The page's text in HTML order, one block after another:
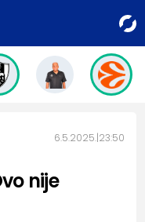
6.5.2025. 23:50
nije